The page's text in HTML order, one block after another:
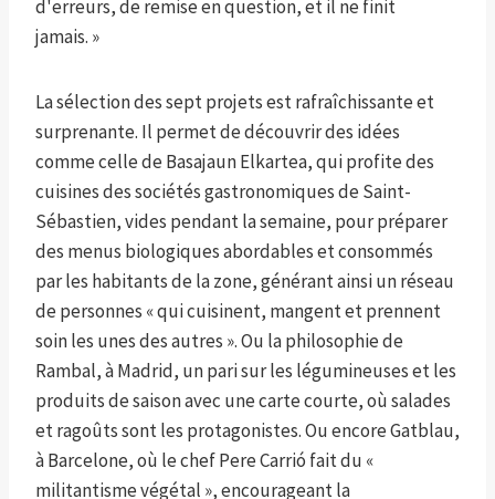
d'erreurs, de remise en question, et il ne finit
jamais. »
La sélection des sept projets est rafraîchissante et
surprenante. Il permet de découvrir des idées
comme celle de Basajaun Elkartea, qui profite des
cuisines des sociétés gastronomiques de Saint-
Sébastien, vides pendant la semaine, pour préparer
des menus biologiques abordables et consommés
par les habitants de la zone, générant ainsi un réseau
de personnes « qui cuisinent, mangent et prennent
soin les unes des autres ». Ou la philosophie de
Rambal, à Madrid, un pari sur les légumineuses et les
produits de saison avec une carte courte, où salades
et ragoûts sont les protagonistes. Ou encore Gatblau,
à Barcelone, où le chef Pere Carrió fait du «
militantisme végétal », encourageant la